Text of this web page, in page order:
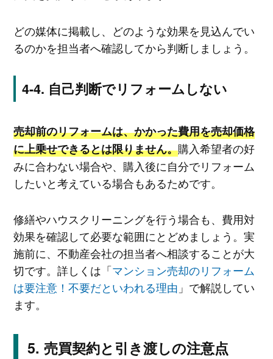
どの媒体に掲載し、どのような効果を見込んでい
るのかを担当者へ確認してから判断しましょう。
自己判断でリフォームしない
売却前のリフォームは、かかった費用を売却価格
に上乗せできるとは限りません。購入希望者の好
みに合わない場合や、購入後に自分でリフォーム
したいと考えている場合もあるためです。
修繕やハウスクリーニングを行う場合も、費用対
効果を確認して必要な範囲にとどめましょう。実
施前に、不動産会社の担当者へ相談することが大
切です。詳しくは「マンション売却のリフォーム
は要注意！不要だといわれる理由 」で解説してい
ます。
売買契約と引き渡しの注意点